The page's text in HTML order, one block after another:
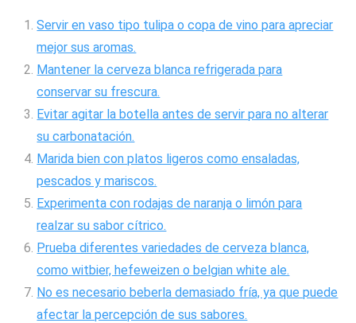
Servir en vaso tipo tulipa o copa de vino para apreciar
mejor sus aromas.
Mantener la cerveza blanca refrigerada para
conservar su frescura.
Evitar agitar la botella antes de servir para no alterar
su carbonatación.
Marida bien con platos ligeros como ensaladas,
pescados y mariscos.
Experimenta con rodajas de naranja o limón para
realzar su sabor cítrico.
Prueba diferentes variedades de cerveza blanca,
como witbier, hefeweizen o belgian white ale.
No es necesario beberla demasiado fría, ya que puede
afectar la percepción de sus sabores.